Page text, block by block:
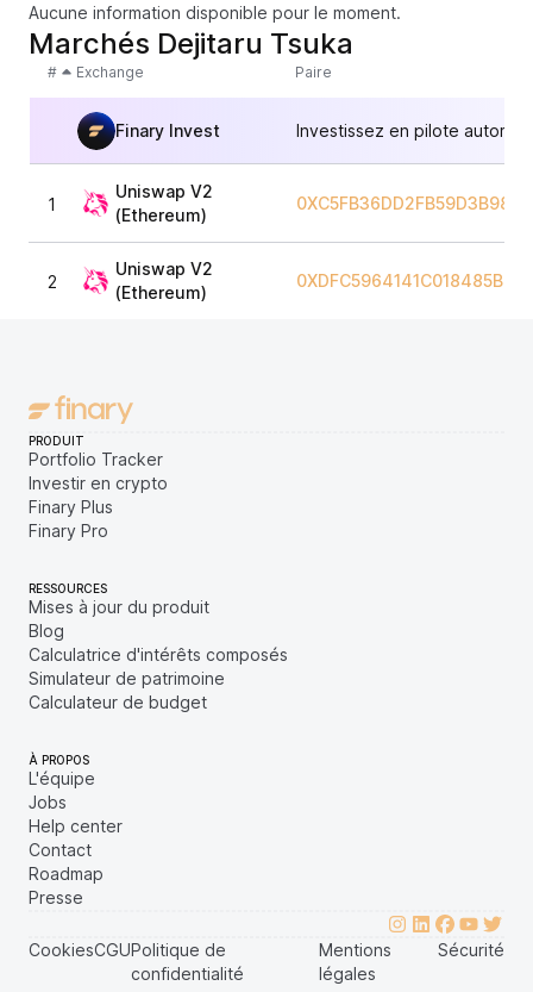
Aucune information disponible pour le moment.
Marchés Dejitaru Tsuka
# Exchange Paire
Finary Invest Investissez en pilote
1
Uniswap V2
(Ethereum)
2
Uniswap V2
(Ethereum)
PRODUIT
Portfolio Tracker
Investir en crypto
Finary Plus
Finary Pro
RESSOURCES
Mises à jour du produit
Blog
Calculatrice d'intérêts composés
Simulateur de patrimoine
Calculateur de budget
À PROPOS
L'équipe
Jobs
Help center
Contact
Roadmap
Presse
CookiesCGUPolitique de
confidentialité
Mentions
légales
Sécurité